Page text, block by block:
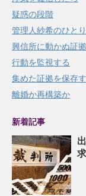
疑惑の段階
管理人紗希のひと
興信所に動かぬ証
行動を監視する
集めた証拠を保存
離婚か再構築か
新着記事